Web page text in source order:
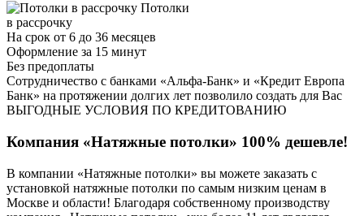
Потолки
в рассрочку
На срок от 6 до 36 месяцев
Оформление за 15 минут
Без предоплаты
Сотрудничество с банками «Альфа-Банк» и «Кредит Европа
Банк» на протяжении долгих лет позволило создать для Вас
ВЫГОДНЫЕ УСЛОВИЯ ПО КРЕДИТОВАНИЮ
Компания «Натяжные потолки» 100% дешевле!
В компании «Натяжные потолки» вы можете заказать с
установкой натяжные потолки по самым низким ценам в
Москве и области! Благодаря собственному производству